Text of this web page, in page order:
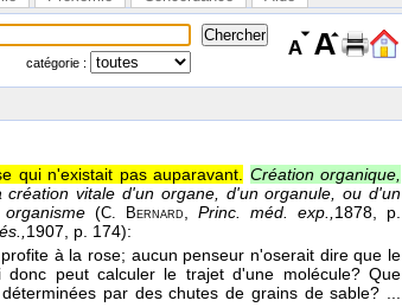
catégorie :
qui n'existait pas auparavant. Création organique,
vitale d'un organe, d'un organule, ou d'un
(C. Bernard, Princ. méd. exp.,1878, p.
1907, p. 174):
à la rose; aucun penseur n'oserait dire que le
peut calculer le trajet d'une molécule? Que
par des chutes de grains de sable? ...